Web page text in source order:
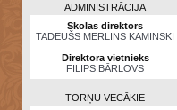
ADMINISTRĀCIJA
Skolas direktors
TADEUŠS MERLINS KAMINSKI
Direktora vietnieks
FILIPS BĀRLOVS
TORŅU VECĀKIE